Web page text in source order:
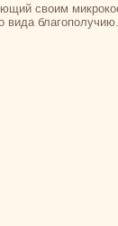
своим